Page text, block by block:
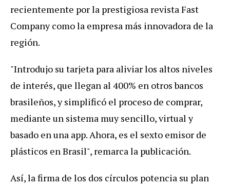
recientemente porla prestigiosa revistaFast
Company comola empresa más innovadora de la
región.
"Introdujo su tarjeta para aliviarlos altos niveles
de interés, que llegan al 400% en otros bancos
brasileños,y simplificó el proceso de comprar,
mediante un sistema muy sencillo,virtual y
basado enuna app.Ahora, es el sexto emisor de
plásticos enBrasil", remarcala publicación.
Así,lafirma de los dos círculos potencia su plan